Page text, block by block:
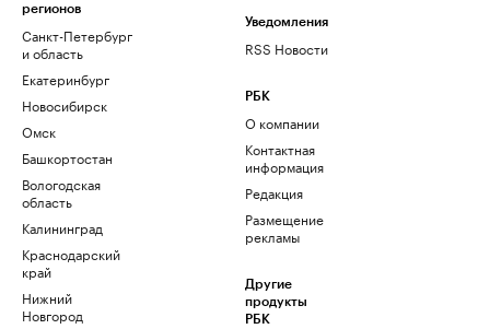
регионов
Санкт-Петербург
и область
Екатеринбург
Новосибирск
Омск
Башкортостан
Вологодская
область
Калининград
Краснодарский
край
Нижний
Новгород
Уведомления
RSS Новости
РБК
О компании
Контактная
информация
Редакция
Размещение
рекламы
Другие
продукты
РБК